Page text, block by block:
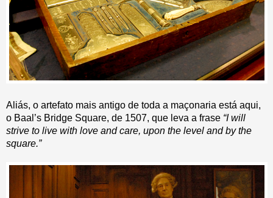
Aliás, o artefato mais antigo de toda a maçonaria está aqui,
o Baal’s Bridge Square, de 1507, que leva a frase “I will
strive to live with love and care, upon the level and by the
square.”